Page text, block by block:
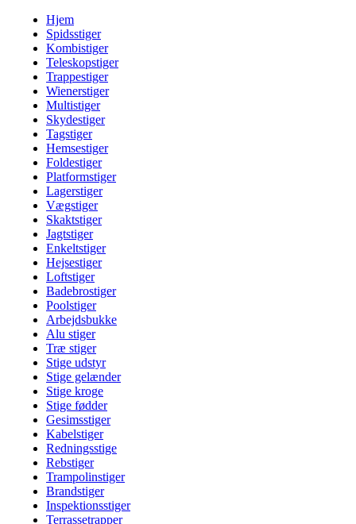
Hjem
Spidsstiger
Kombistiger
Teleskopstiger
Trappestiger
Wienerstiger
Multistiger
Skydestiger
Tagstiger
Hemsestiger
Foldestiger
Platformstiger
Lagerstiger
Vægstiger
Skaktstiger
Jagtstiger
Enkeltstiger
Hejsestiger
Loftstiger
Badebrostiger
Poolstiger
Arbejdsbukke
Alu stiger
Træ stiger
Stige udstyr
Stige gelænder
Stige kroge
Stige fødder
Gesimsstiger
Kabelstiger
Redningsstige
Rebstiger
Trampolinstiger
Brandstiger
Inspektionsstiger
Terrassetrapper